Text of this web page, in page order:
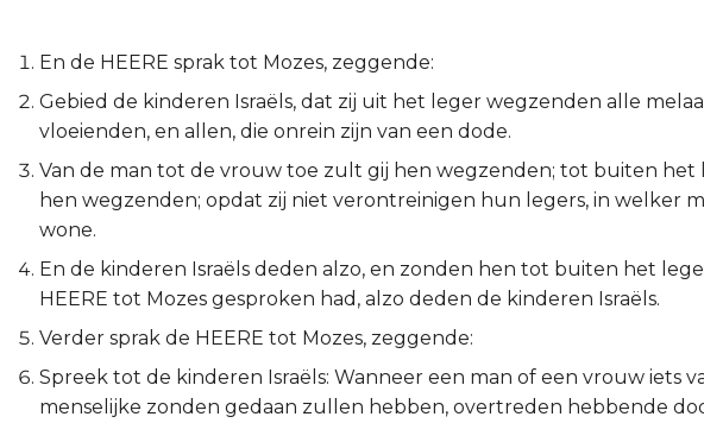
En de HEERE sprak tot Mozes, zeggende:
Gebied de kinderen Israëls, dat zij uit het leger wegzenden alle
vloeienden, en allen, die onrein zijn van een dode.
Van de man tot de vrouw toe zult gij hen wegzenden; tot buiten het
hen wegzenden; opdat zij niet verontreinigen hun legers, in welker
wone.
En de kinderen Israëls deden alzo, en zonden hen tot buiten het
HEERE tot Mozes gesproken had, alzo deden de kinderen Israëls.
Verder sprak de HEERE tot Mozes, zeggende:
Spreek tot de kinderen Israëls: Wanneer een man of een vrouw iets
menselijke zonden gedaan zullen hebben, overtreden hebbende